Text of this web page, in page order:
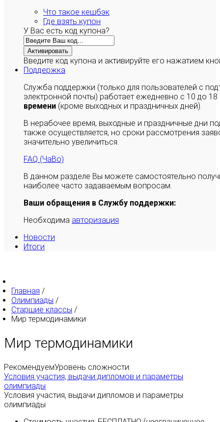
Что такое кешбэк
Где взять купон
У Вас есть код купона?
Активировать
Введите код купона и активируйте его нажатием
Поддержка
Служба поддержки (только для пользователей с
электронной почты) работает ежедневно с 10 до
времени (кроме выходных и праздничных дней).
В нерабочее время, выходные и праздничные дни
также осуществляется, но сроки рассмотрения
значительно увеличиться.
FAQ (ЧаВо)
В данном разделе Вы можете самостоятельно
наиболее часто задаваемым вопросам.
Ваши обращения в Службу поддержки:
Необходима авторизация
Новости
Итоги
Главная /
Олимпиады /
Старшие классы /
Мир термодинамики
Мир термодинамики
РекомендуемУровень сложности:
Условия участия, выдачи дипломов и параметры
олимпиады
Условия участия, выдачи дипломов и параметры
олимпиады